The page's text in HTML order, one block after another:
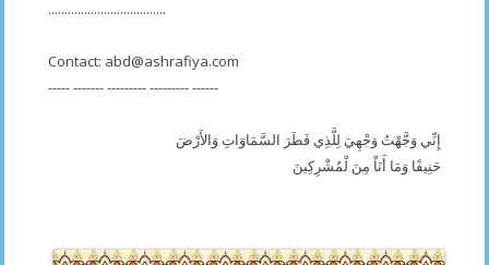
....................................
Contact: abd@ashrafiya.com
----- ------- --------- --------- ------
إِنِّي وَجَّهْتُ وَجْهِيَ لِلَّذِي فَطَرَ السَّمَاوَاتِ وَالأَرْضَ
حَنِيفًا وَمَا أَنَاْ مِنَ لْمُشْرِكِينَ